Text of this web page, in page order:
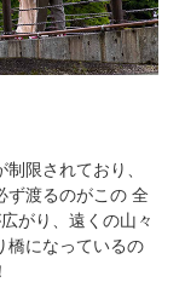
限されており、
ず渡るのがこの 全
がり、遠くの山々
橋になっているの